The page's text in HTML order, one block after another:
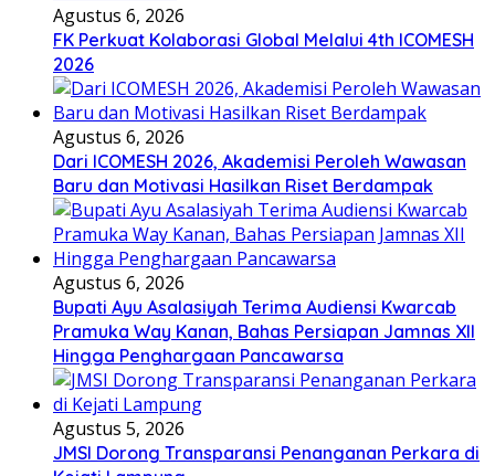
Agustus 6, 2026
FK Perkuat Kolaborasi Global Melalui 4th ICOMESH
2026
Agustus 6, 2026
Dari ICOMESH 2026, Akademisi Peroleh Wawasan
Baru dan Motivasi Hasilkan Riset Berdampak
Agustus 6, 2026
Bupati Ayu Asalasiyah Terima Audiensi Kwarcab
Pramuka Way Kanan, Bahas Persiapan Jamnas XII
Hingga Penghargaan Pancawarsa
Agustus 5, 2026
JMSI Dorong Transparansi Penanganan Perkara di